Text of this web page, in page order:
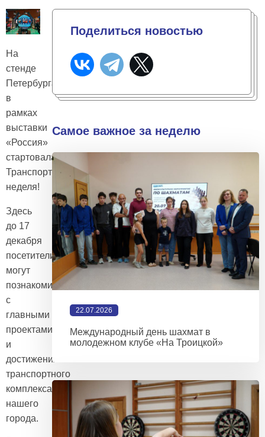
На
стенде
Петербурга
в
рамках
выставки
«Россия»
стартовала
Транспортная
неделя!
Здесь
до 17
декабря
посетители
могут
познакомиться
с
главными
проектами
и
достижениями
транспортного
комплекса
нашего
города.
Поделиться новостью
Самое важное за неделю
22.07.2026
Международный день шахмат в
молодежном клубе «На Троицкой»